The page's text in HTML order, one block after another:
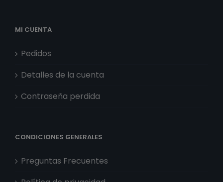
MI CUENTA
Pedidos
Detalles de la cuenta
Contraseña perdida
CONDICIONES GENERALES
Preguntas Frecuentes